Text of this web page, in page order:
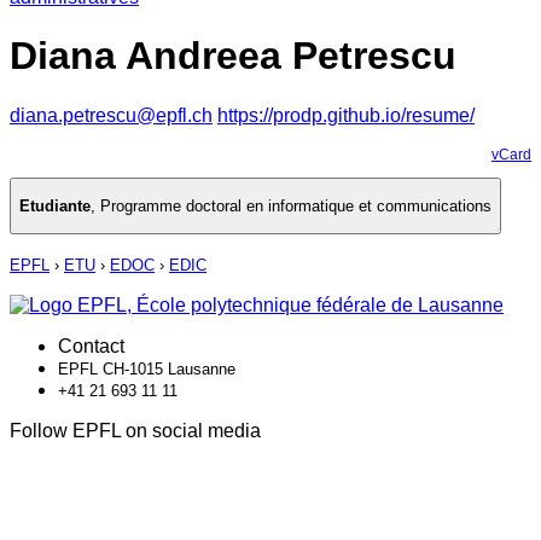
Diana Andreea Petrescu
diana.petrescu@epfl.ch https://prodp.github.io/resume/
vCard
Etudiante, Programme doctoral en informatique et communications
EPFL › ETU › EDOC › EDIC
Contact
EPFL CH-1015 Lausanne
+41 21 693 11 11
Follow EPFL on social media